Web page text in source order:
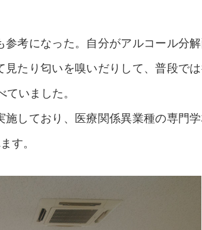
考になった。自分がアルコール分
たり匂いを嗅いだりして、普段で
いました。
しており、医療関係異業種の専門
す。